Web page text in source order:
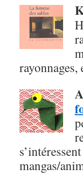
rayonnages,
mangas/